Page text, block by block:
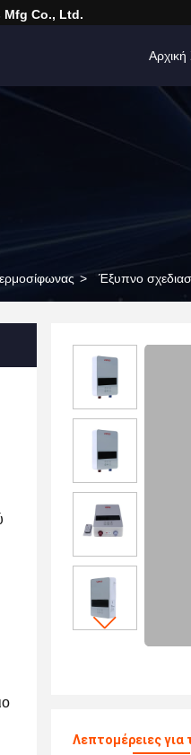
Co., Ltd.
Αρχική
> Έξυπνο
Λεπτομέρειες για